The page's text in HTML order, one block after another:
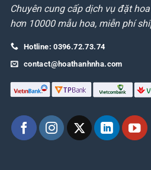
Chuyên cung cấp dịch vụ đặt
hơn 10000 mẫu hoa, miễn phí
Hotline: 0396.72.73.74
contact@hoathanhnha.com